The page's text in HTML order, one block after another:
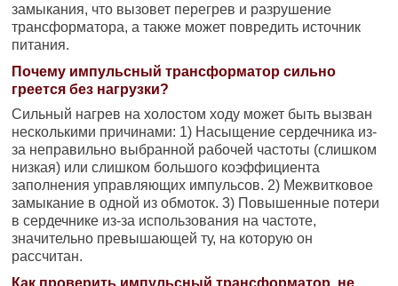
замыкания, что вызовет перегрев и разрушение
трансформатора, а также может повредить источник
питания.
Почему импульсный трансформатор сильно
греется без нагрузки?
Сильный нагрев на холостом ходу может быть вызван
несколькими причинами: 1) Насыщение сердечника из-
за неправильно выбранной рабочей частоты (слишком
низкая) или слишком большого коэффициента
заполнения управляющих импульсов. 2) Межвитковое
замыкание в одной из обмоток. 3) Повышенные потери
в сердечнике из-за использования на частоте,
значительно превышающей ту, на которую он
рассчитан.
Как проверить импульсный трансформатор, не